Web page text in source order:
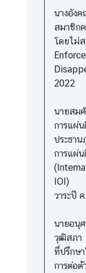
นางอัง
สมาชิก
โดยไม่
2022
นายสม
การแผ่
ประธา
การแผ่น
IOI)
วาระปี
นายอนุ
วุฒิสภา
ที่ปรึกษ
การต่อต้